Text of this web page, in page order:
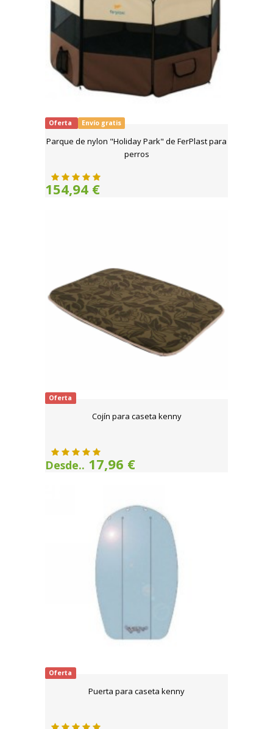
Oferta Envío gratis
Parque de nylon "Holiday Park" de FerPlast para
perros
154,94 €
Oferta
Cojín para caseta kenny
Desde.. 17,96 €
Oferta
Puerta para caseta kenny